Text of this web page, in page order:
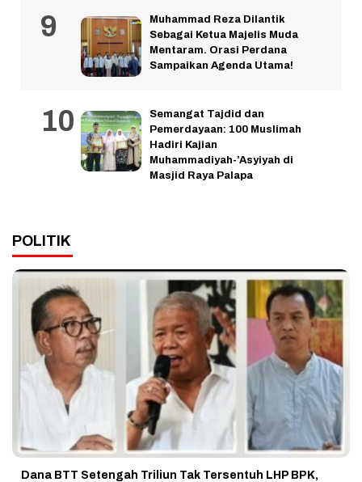
Muhammad Reza Dilantik
Sebagai Ketua Majelis Muda
Mentaram. Orasi Perdana
Sampaikan Agenda Utama!
Semangat Tajdid dan
Pemerdayaan: 100 Muslimah
Hadiri Kajian
Muhammadiyah-’Asyiyah di
Masjid Raya Palapa
POLITIK
Dana BTT Setengah Triliun Tak Tersentuh LHP BPK,